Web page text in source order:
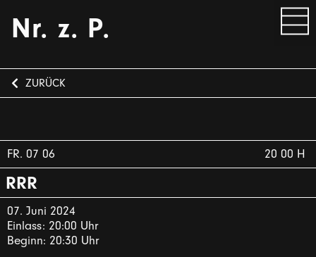
Nr. z. P.
ZURÜCK
FR. 07 06 20 00 H
RRR
07. Juni 2024
Einlass: 20:00 Uhr
Beginn: 20:30 Uhr